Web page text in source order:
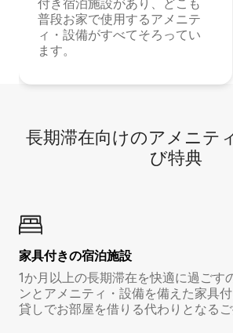
付き宿泊施設があり、どこも
普段お家で使用するアメニテ
ィ・設備がすべてそろってい
ます。
長期滞在向け⁠のア⁠メ⁠ニ⁠テ⁠
び特⁠典
家具付き⁠の宿⁠泊⁠施⁠設
1か月以上の長期滞在を快適に過ごす
ンとアメニティ・設備を備えた家具
貸しでお部屋を借りる代わりとなるご